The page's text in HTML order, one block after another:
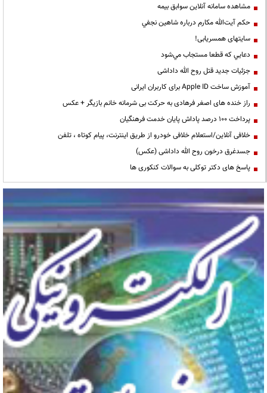
مشاهده سامانه آنلاين سوابق بیمه
حكم آيت‌الله مكارم درباره شاهين نجفي
سایتهای همسریابی!
دعايي كه قطعا مستجاب مي‌شود
جزئیات جدید قتل روح الله داداشی
آموزش ساخت Apple ID برای کاربران ایرانی
راز خنده های اصغر فرهادی به حرکت بی شرمانه خانم بازیگر + عکس
پرداخت ۱۰۰ درصد پاداش پایان خدمت فرهنگیان
خلافی آنلاین/استعلام خلافی خودرو از طریق اینترنت، پیام کوتاه ، تلفن
جسدغرق درخون روح الله داداشی (عکس)
پاسخ های دکتر توکلی به سوالات کنکوری ها